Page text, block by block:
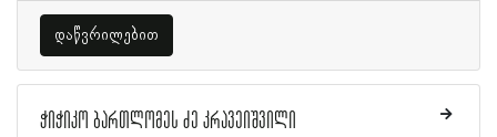
დაწვრილებით
ჭიჭიკო ბართლომეს ძე კრავეიშვილი